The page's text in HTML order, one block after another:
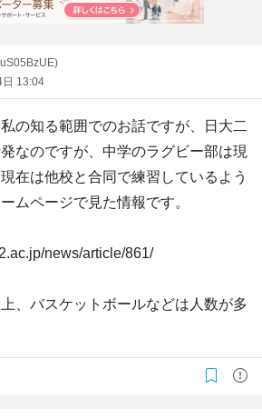
日 13:04
の知る範囲でのお話ですが、日大二
なのですが、中学のラグビー部は現
在は他校と合同で練習しているよう
ムページで見た情報です。
news/article/861/
、バスケットボールなどは人数が多